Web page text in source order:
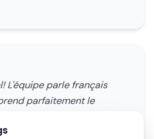
L'équipe parle français
parfaitement le
Notre filiale espagnole